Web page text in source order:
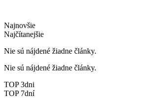
Najnovšie
Najčítanejšie
Nie sú nájdené žiadne články.
Nie sú nájdené žiadne články.
TOP 3dni
TOP 7dní